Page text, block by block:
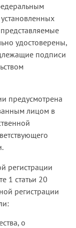
удостоверены,
подписи
предусмотрена
лицом в
регистрации
1 статьи 20
регистрации
о